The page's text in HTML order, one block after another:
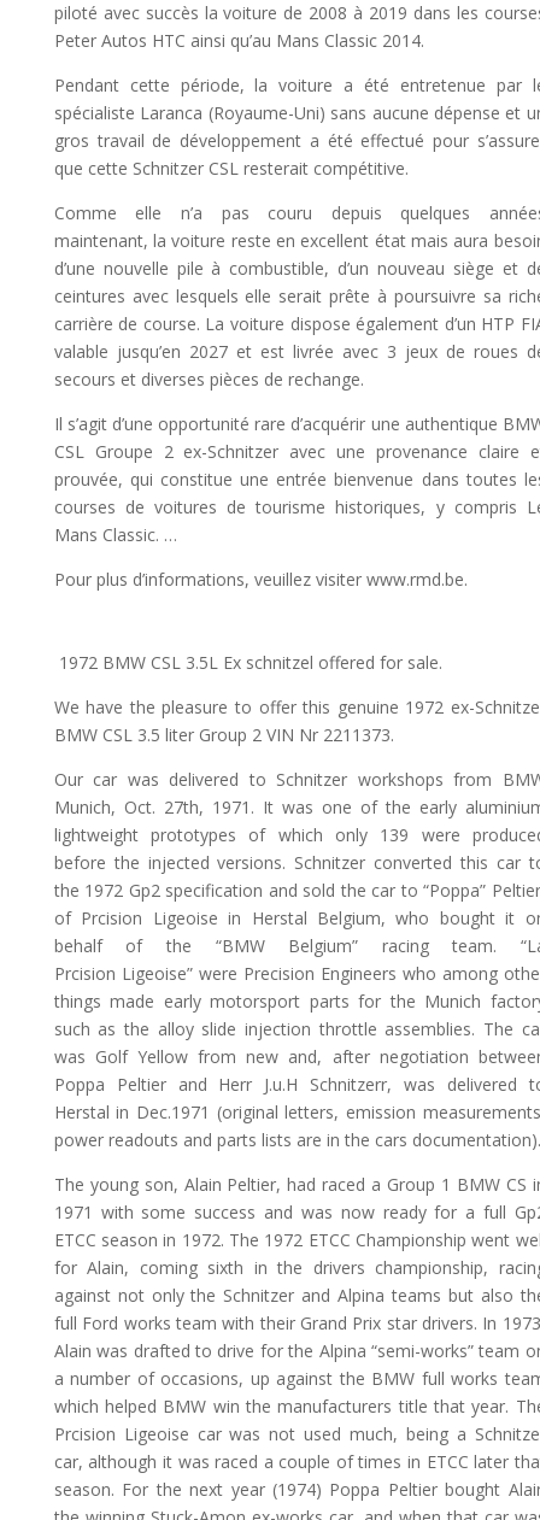
piloté avec succès la voiture de 2008 à 2019 dans les
Peter Autos HTC ainsi qu’au Mans Classic 2014.
Pendant cette période, la voiture a été entretenue par
spécialiste Laranca (Royaume-Uni) sans aucune dépense et
gros travail de développement a été effectué pour
que cette Schnitzer CSL resterait compétitive.
Comme elle n’a pas couru depuis quelques
maintenant, la voiture reste en excellent état mais aura
d’une nouvelle pile à combustible, d’un nouveau siège et
ceintures avec lesquels elle serait prête à poursuivre sa
carrière de course. La voiture dispose également d’un HTP
valable jusqu’en 2027 et est livrée avec 3 jeux de roues
secours et diverses pièces de rechange.
Il s’agit d’une opportunité rare d’acquérir une authentique
CSL Groupe 2 ex-Schnitzer avec une provenance claire
prouvée, qui constitue une entrée bienvenue dans toutes
courses de voitures de tourisme historiques, y compris
Mans Classic. …
Pour plus d’informations, veuillez visiter www.rmd.be.
1972 BMW CSL 3.5L Ex schnitzel offered for sale.
We have the pleasure to offer this genuine 1972 ex-
BMW CSL 3.5 liter Group 2 VIN Nr 2211373.
Our car was delivered to Schnitzer workshops from
Munich, Oct. 27th, 1971. It was one of the early
lightweight prototypes of which only 139 were
before the injected versions. Schnitzer converted this car
the 1972 Gp2 specification and sold the car to “Poppa”
of Prcision Ligeoise in Herstal Belgium, who bought it
behalf of the “BMW Belgium” racing team.
Prcision Ligeoise” were Precision Engineers who among
things made early motorsport parts for the Munich
such as the alloy slide injection throttle assemblies. The
was Golf Yellow from new and, after negotiation
Poppa Peltier and Herr J.u.H Schnitzerr, was delivered
Herstal in Dec.1971 (original letters, emission
power readouts and parts lists are in the cars documentation).
The young son, Alain Peltier, had raced a Group 1 BMW CS
1971 with some success and was now ready for a full
ETCC season in 1972. The 1972 ETCC Championship went
for Alain, coming sixth in the drivers championship,
against not only the Schnitzer and Alpina teams but also
full Ford works team with their Grand Prix star drivers. In
Alain was drafted to drive for the Alpina “semi-works” team
a number of occasions, up against the BMW full works
which helped BMW win the manufacturers title that year.
Prcision Ligeoise car was not used much, being a
car, although it was raced a couple of times in ETCC later
season. For the next year (1974) Poppa Peltier bought